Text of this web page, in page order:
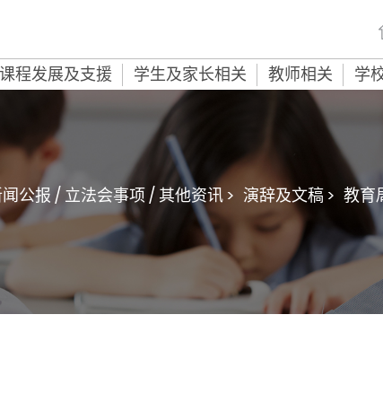
课程发展及支援 学生及家长相关 教师相关 学
公报 / 立法会事项 / 其他资讯 > 演辞及文稿 > 教育